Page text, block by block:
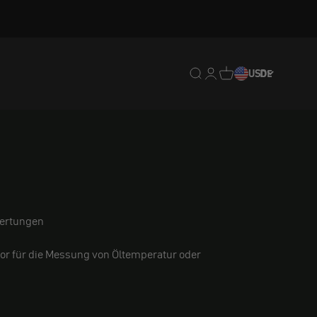
Translation missing:
Translation missing:
Translation
USDDE
für die Messung von Öltemperatur oder